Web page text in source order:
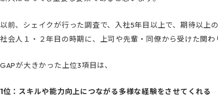
以前、シェイクが行った調査で、入社5年目以上で、期待以上
社会人１・２年目の時期に、上司や先輩・同僚から受けた関わ
GAPが大きかった上位3項目は、
1位：スキルや能力向上につながる多様な経験をさせてくれる